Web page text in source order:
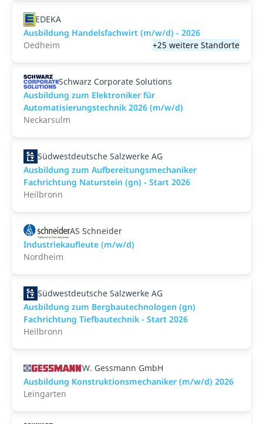
EDEKA
Ausbildung Handelsfachwirt (m/w/d) - 2026
Oedheim
+25 weitere Standorte
Schwarz Corporate Solutions
Ausbildung zum Elektroniker für
Automatisierungstechnik 2026 (m/w/d)
Neckarsulm
Südwestdeutsche Salzwerke AG
Ausbildung zum Aufbereitungsmechaniker
Fachrichtung Naturstein (gn) - Start 2026
Heilbronn
AS Schneider
Industriekaufleute (m/w/d)
Nordheim
Südwestdeutsche Salzwerke AG
Ausbildung zum Bergbautechnologen (gn)
Fachrichtung Tiefbautechnik - Start 2026
Heilbronn
W. Gessmann GmbH
Ausbildung Konstruktionsmechaniker (m/w/d) 2026
Leingarten